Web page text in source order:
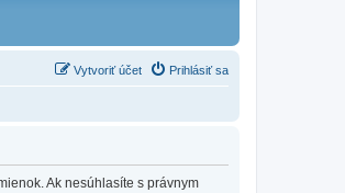
Prihlásiť sa
Vytvoriť účet
Ak nesúhlasíte s právnym